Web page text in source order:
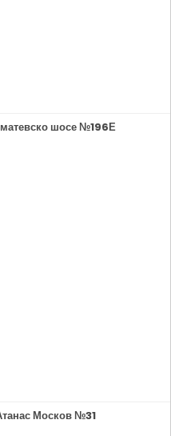
шосе №196Е
Москов №31